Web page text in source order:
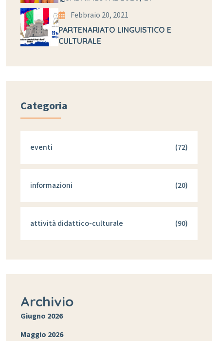
Febbraio 20, 2021
PARTENARIATO LINGUISTICO E
CULTURALE
Categoria
eventi (72)
informazioni (20)
attività didattico-culturale (90)
Archivio
Giugno 2026
Maggio 2026